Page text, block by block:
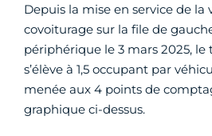
Depuis la mise en service de la
covoiturage sur la file de
périphérique le 3 mars 2025, le
s’élève à 1,5 occupant par
menée aux 4 points de
graphique ci-dessus.